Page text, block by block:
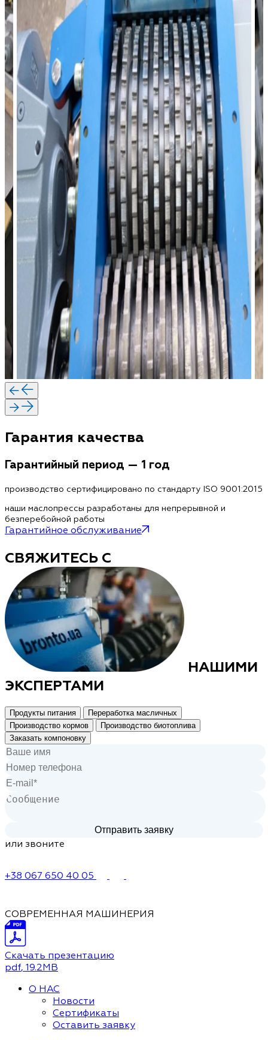
Гарантия качества
Гарантийный период — 1 год
производство сертифицировано по стандарту ISO 9001:2015
наши маслопрессы разработаны для непрерывной и
безперебойной работы
Гарантийное обслуживание
СВЯЖИТЕСЬ С
НАШИМИ
ЭКСПЕРТАМИ
Продукты питания
Переработка масличных
Производство кормов
Производство биотоплива
Заказать компоновку
или звоните
+38 067 650 40 05
СОВРЕМЕННАЯ МАШИНЕРИЯ
Скачать презентацию
pdf, 19.2MB
О НАС
Новости
Сертификаты
Оставить заявку